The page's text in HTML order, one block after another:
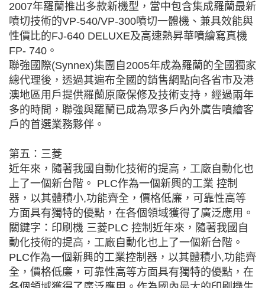
2007年羅蘭推出多款新機型，當中包含集成羅蘭最新
噴切技術的VP-540/VP-300噴切一體機、兼具效能與
性價比的FJ-640 DELUXE及高速熱昇華噴繪寫真機
FP- 740。
聯強國際(Synnex)集團自2005年成為羅蘭的全國獨家
總代理後，透過其遍布全國的銷售網點向各省市及港
澳地區用戶提供羅蘭原廠保修及技術支持，經過兩年
多的時間，聯強與羅蘭已成為眾多戶內外廣告噴繪客
戶的首選業務夥伴。
第五：三菱
近年來，隨著我國自動化技術的提高，工廠自動化也
上了一個新台階。 PLC作為一個新興的工業 控制
器，以其體積小,功能齊全，價格低廉，可靠性高等
方面具有獨特的優點，在各個領域獲得了廣泛應用。
關鍵字：印刷機 三菱PLC 控制近年來，隨著我國自
動化技術的提高，工廠自動化也上了一個新台階。
PLC作為一個新興的工業控制器，以其體積小,功能齊
全，價格低廉，可靠性高等方面具有獨特的優點，在